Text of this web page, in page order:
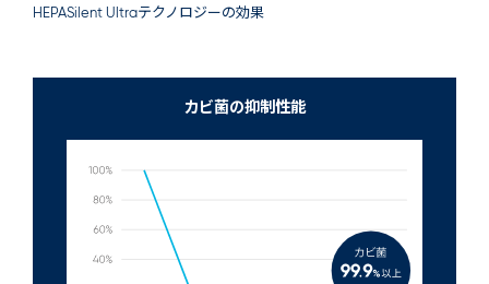
HEPASilent Ultraテクノロジーの効果
カビ菌の抑制性能